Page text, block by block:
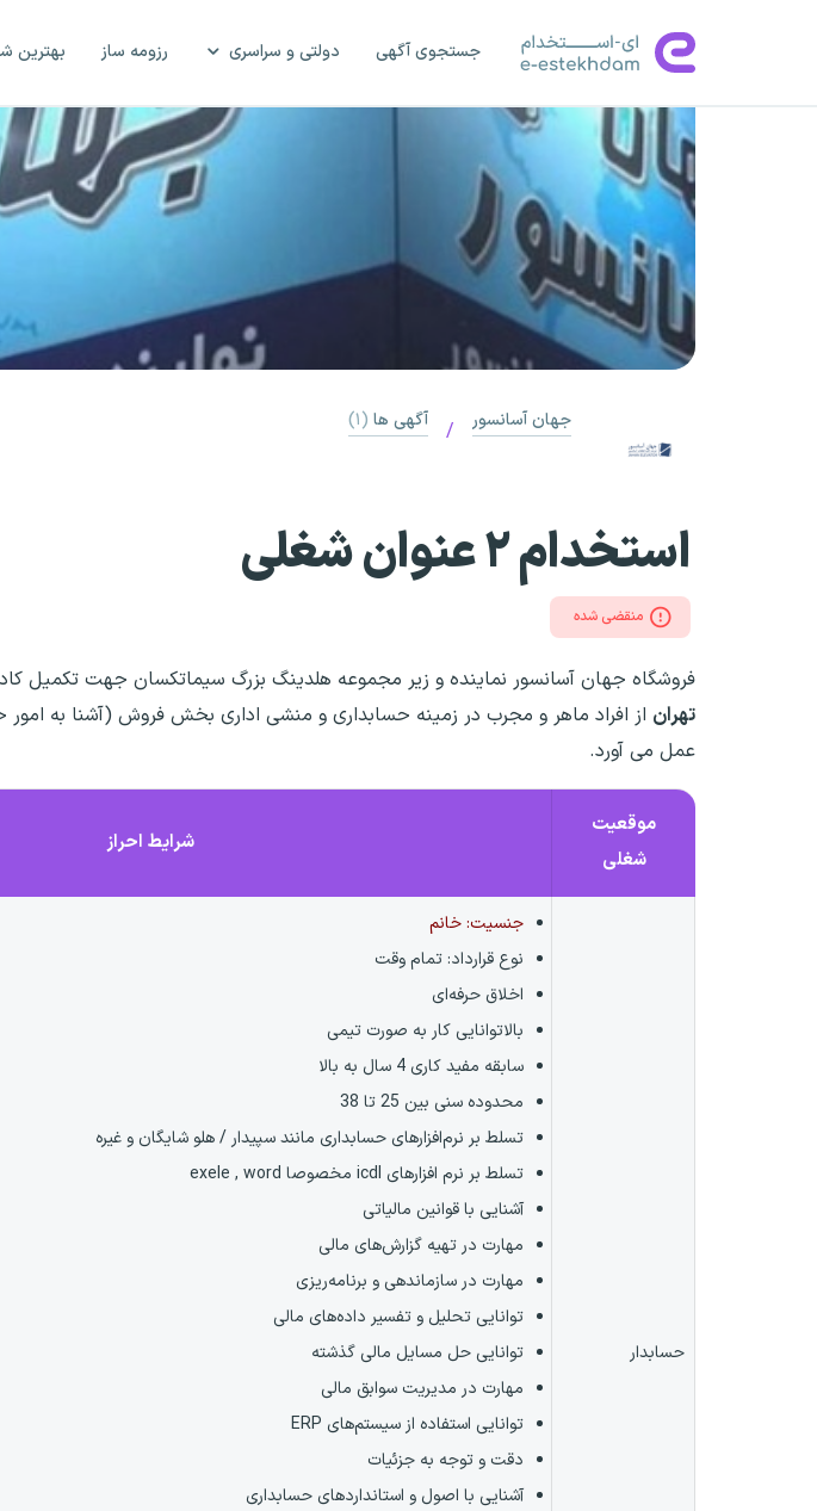
جستجوی آگهی دولتی و سراسری رزومه ساز بهترین
جهان آسانسور / آگهی ها (۱)
استخدام ۲ عنوان شغلی
منقضی شده
فروشگاه جهان آسانسور نماینده و زیر مجموعه هلدینگ بزرگ سیماتکسان جهت تکمیل
تهران از افراد ماهر و مجرب در زمینه حسابداری و منشی اداری بخش فروش (آشنا به
عمل می آورد.
موقعیت
شغلی
شرایط احراز
حسابدار
جنسیت: خانم
نوع قرارداد: تمام وقت
اخلاق حرفه‌ای
بالاتوانایی کار به صورت تیمی
سابقه مفید کاری 4 سال به بالا
محدوده سنی بین 25 تا 38
تسلط بر نرم‌افزارهای حسابداری مانند سپیدار / هلو شایگان و غیره
تسلط بر نرم افزارهای icdl مخصوصا exele , word
آشنایی با قوانین مالیاتی
مهارت در تهیه گزارش‌های مالی
مهارت در سازماندهی و برنامه‌ریزی
توانایی تحلیل و تفسیر داده‌های مالی
توانایی حل مسایل مالی گذشته
مهارت در مدیریت سوابق مالی
توانایی استفاده از سیستم‌های ERP
دقت و توجه به جزئیات
آشنایی با اصول و استانداردهای حسابداری